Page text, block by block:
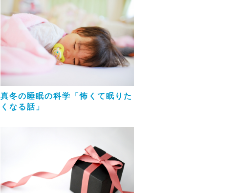
真冬の睡眠の科学「怖くて眠りた
くなる話」